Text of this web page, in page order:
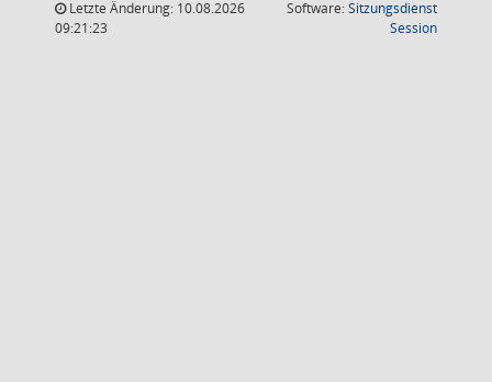
Letzte Änderung: 10.08.2026
09:21:23
Software:Sitzungsdienst
Session(Wird in